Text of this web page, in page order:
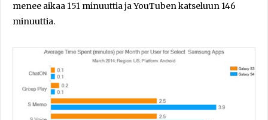
menee aikaa 151 minuuttia ja YouTuben katseluun 146
minuuttia.